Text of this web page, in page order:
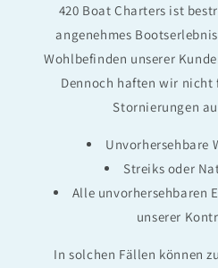
420 Boat Charters ist
angenehmes
Wohlbefinden unserer
Dennoch haften wir nicht
Stornierungen
Unvorhersehbare
Streiks oder
Alle unvorhersehbaren
unserer
In solchen Fällen können